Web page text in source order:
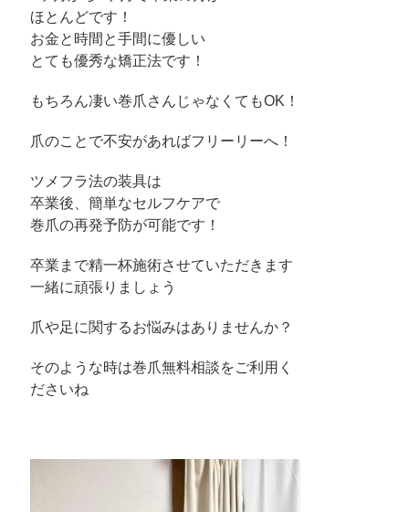
ほとんどです！
お金と時間と手間に優しい
とても優秀な矯正法です！
もちろん凄い巻爪さんじゃなくてもOK！
爪のことで不安があればフリーリーへ！
ツメフラ法の装具は
卒業後、簡単なセルフケアで
巻爪の再発予防が可能です！
卒業まで精一杯施術させていただきます
一緒に頑張りましょう
爪や足に関するお悩みはありませんか？
そのような時は巻爪無料相談をご利用く
ださいね